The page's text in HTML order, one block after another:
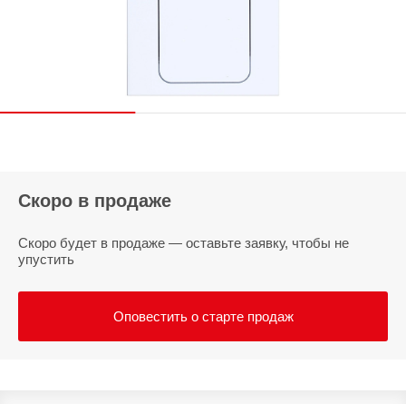
Скоро в продаже
Скоро будет в продаже — оставьте заявку, чтобы не
упустить
Оповестить о старте продаж